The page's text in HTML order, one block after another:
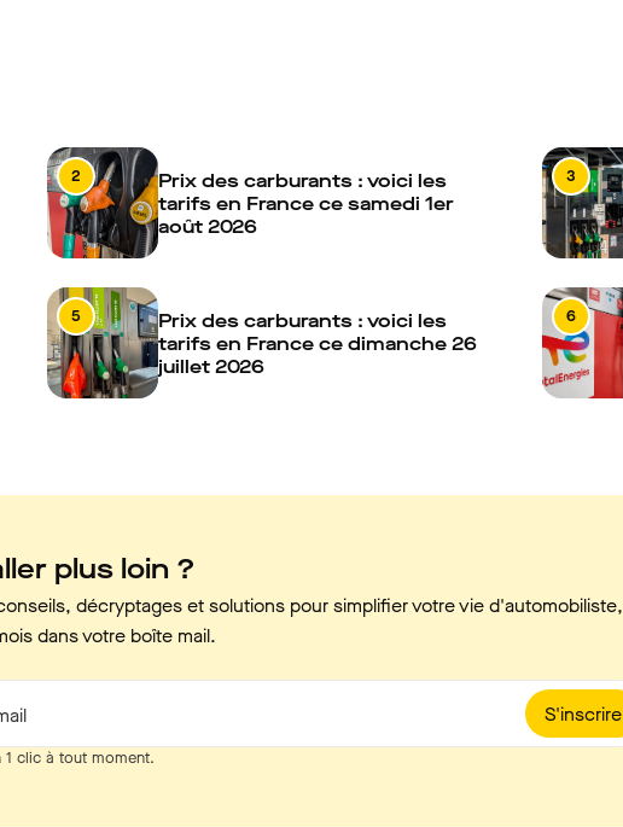
2
Prix des carburants : voici les
tarifs en France ce samedi 1er
août 2026
3
5
Prix des carburants : voici les
tarifs en France ce dimanche 26
juillet 2026
6
plus loin ?
décryptages et solutions pour simplifier votre vie d'automobiliste,
dans votre boîte mail.
S'inscrire
1 clic à tout moment.